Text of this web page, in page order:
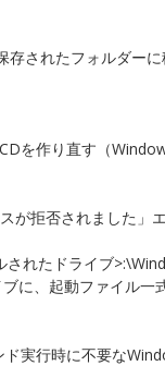
されたフォルダーに
を作り直す（
が拒否されました」
れたドライブ
に、起動ファイル一
実行時に不要な